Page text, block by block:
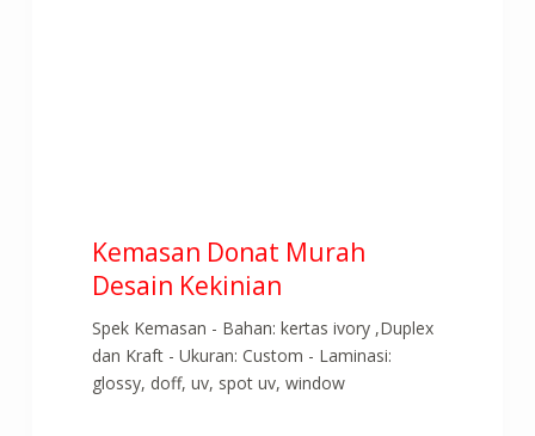
Kemasan Donat Murah
Desain Kekinian
Spek Kemasan - Bahan: kertas ivory ,Duplex
dan Kraft - Ukuran: Custom - Laminasi:
glossy, doff, uv, spot uv, window